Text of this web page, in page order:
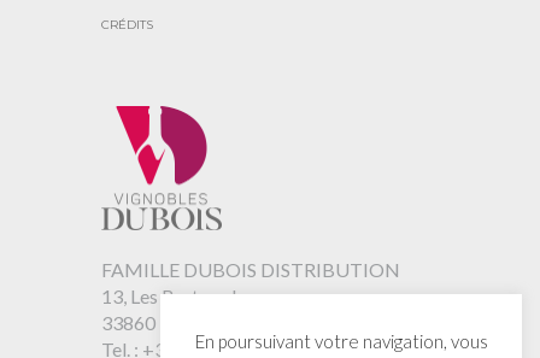
CRÉDITS
FAMILLE DUBOIS DISTRIBUTION
13, Les Bertrands
33860 REIGNAC – France
Tel. : +33 (0)5 57 32 40 27
En poursuivant votre navigation, vous